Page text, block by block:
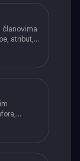
članovima
atribut,
i